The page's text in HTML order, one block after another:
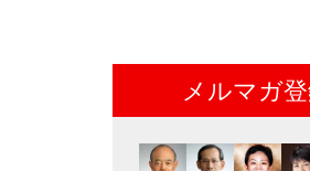
メルマガ